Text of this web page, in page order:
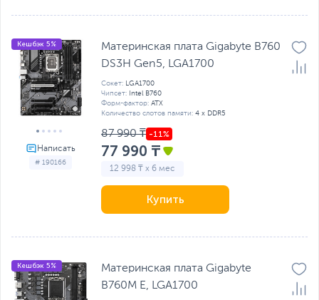
# 190166
Кешбэк 5%
Материнская плата Gigabyte B760
DS3H Gen5, LGA1700
Сокет:
LGA1700
Чипсет: Intel B760
Форм-фактор: ATX
Количество слотов памяти: 4 x DDR5
87 990 ₸
77 990 ₸
12 998 ₸ x 6 мес
Купить
Кешбэк 5%
Материнская плата Gigabyte
B760M E, LGA1700